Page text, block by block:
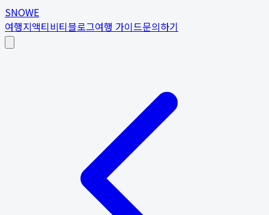
SNOWE
여행지액티비티블로그여행 가이드문의하기